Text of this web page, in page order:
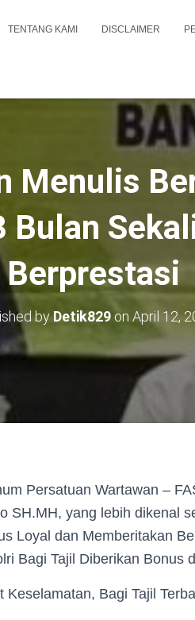
TENTANG KAMI DISCLAIMER
Menulis
Berprestasi
by Detik829 on April 12,
Persatuan Wartawan –
SH.MH, yang lebih dikenal
Loyal dan Memberitakan
Bagi Tajil Diberikan Bonus
Bagi Tajil